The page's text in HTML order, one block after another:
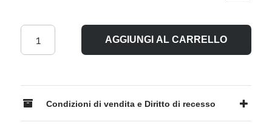
AGGIUNGI AL CARRELLO
Condizioni di vendita e Diritto di recesso